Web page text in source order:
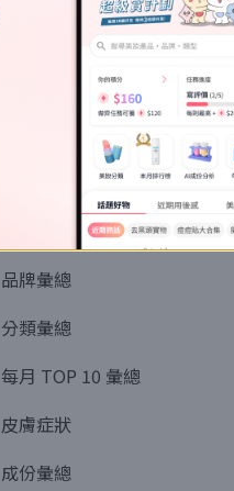
品牌彙總
分類彙總
每月 TOP 10 彙總
皮膚症狀
成份彙總